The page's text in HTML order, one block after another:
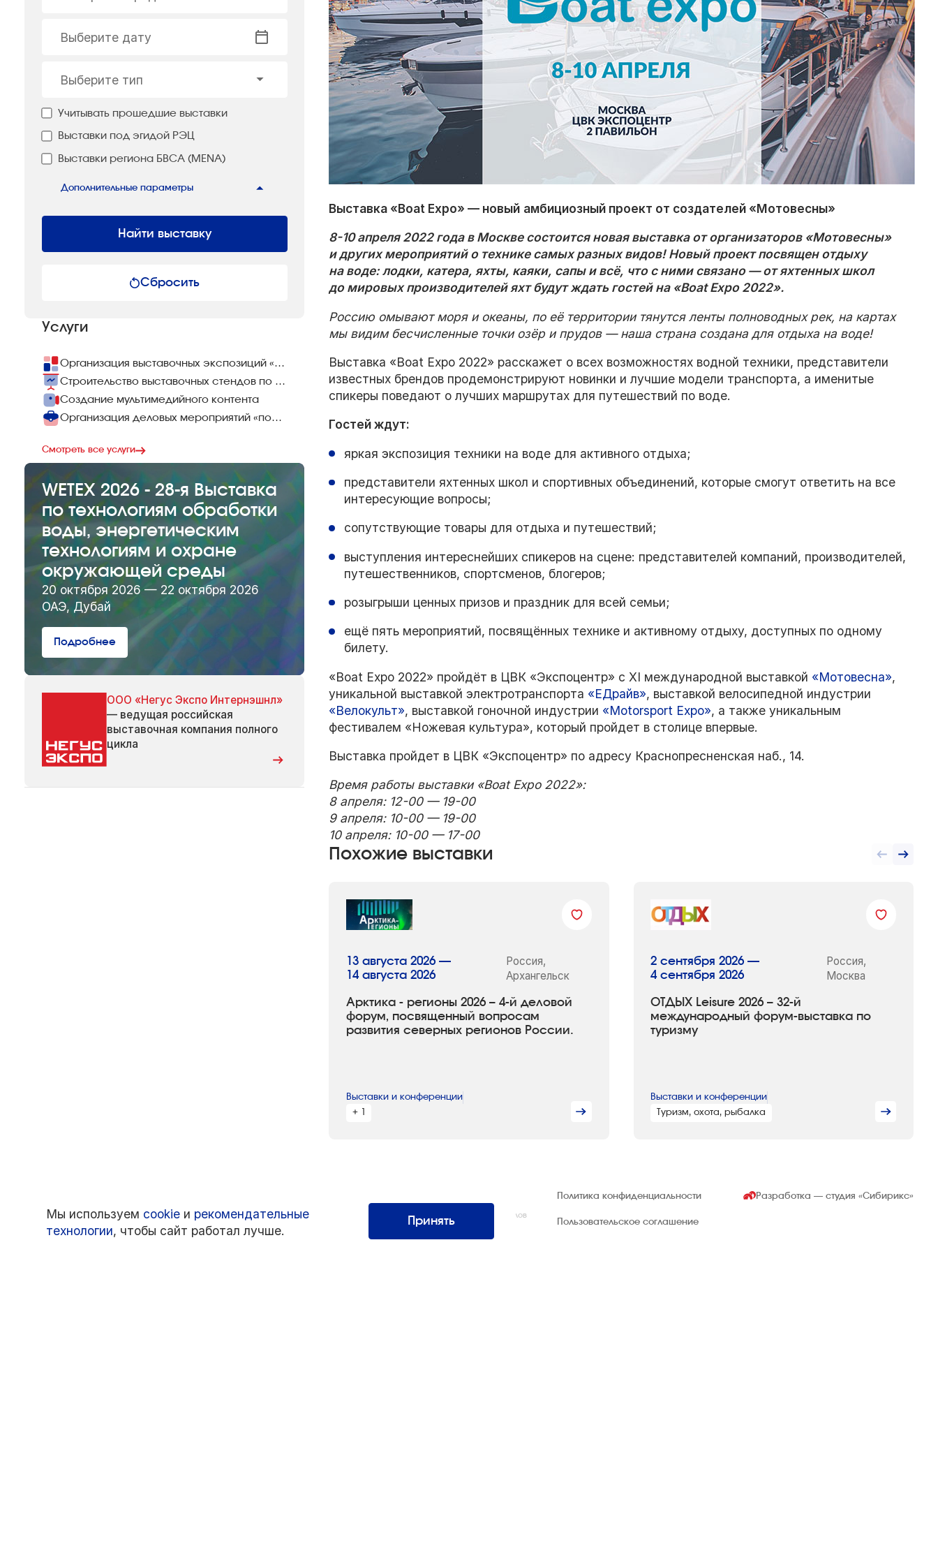
Выберите дату
Выберите тип
Учитывать прошедшие выставки
Выставки под эгидой РЭЦ
Выставки региона БВСА (MENA)
Дополнительные параметры
Найти выставку
Сбросить
Услуги
Организация выставочных экспозиций «под ключ»
Строительство выставочных стендов по всему миру
Создание мультимедийного контента
Организация деловых мероприятий «под ключ»
Смотреть все услуги
WETEX 2026 - 28-я Выставка
по технологиям обработки
воды, энергетическим
технологиям и охране
окружающей среды
20 октября 2026 — 22 октября 2026
ОАЭ, Дубай
Подробнее
ООО «Негус Экспо Интернэшнл»
— ведущая российская
выставочная компания полного
цикла
Выставка «Boat Expo»— новый амбициозный проект от создателей «Мотовесны»
8-10апреля 2022 года в Москве состоится новая выставка от организаторов «Мотовесны»
и других мероприятий о технике самых разных видов! Новый проект посвящен отдыху
на воде: лодки, катера, яхты, каяки, сапы и всё, что с ними связано — от яхтенных школ
до мировых производителей яхт будут ждать гостей на «Boat Expo 2022».
Россию омывают моря и океаны, по её территории тянутся ленты полноводных рек, на картах
мы видим бесчисленные точки озёр и прудов — наша страна создана для отдыха на воде!
Выставка «Boat Expo 2022» расскажет о всех возможностях водной техники, представители
известных брендов продемонстрируют новинки и лучшие модели транспорта, а именитые
спикеры поведают о лучших маршрутах для путешествий по воде.
Гостей ждут:
яркая экспозиция техники на воде для активного отдыха;
представители яхтенных школ и спортивных объединений, которые смогут ответить на все
интересующие вопросы;
сопутствующие товары для отдыха и путешествий;
выступления интереснейших спикеров на сцене: представителей компаний, производителей,
путешественников, спортсменов, блогеров;
розыгрыши ценных призов и праздник для всей семьи;
ещё пять мероприятий, посвящённых технике и активному отдыху, доступных по одному
билету.
«Boat Expo 2022» пройдёт в ЦВК «Экспоцентр» с XI международной выставкой «Мотовесна»,
уникальной выставкой электротранспорта «ЕДрайв», выставкой велосипедной индустрии
«Велокульт», выставкой гоночной индустрии «Motorsport Expo», а также уникальным
фестивалем «Ножевая культура», который пройдет в столице впервые.
Выставка пройдет в ЦВК «Экспоцентр» по адресу Краснопресненская наб., 14.
Время работы выставки «Boat Expo2022»:
8 апреля: 12-00 — 19-00
9 апреля: 10-00 — 19-00
10 апреля: 10-00 — 17-00
Похожие выставки
Арктика - регионы 2026 – 4-й деловой
форум, посвященный вопросам
развития северных регионов России.
13 августа 2026 —
14 августа 2026
Россия,
Архангельск
Выставки и конференции
+ 1
ОТДЫХ Leisure 2026 – 32-й
международный форум-выставка по
туризму
2 сентября 2026 —
4 сентября 2026
Россия,
Москва
Выставки и конференции
Туризм, охота, рыбалка
Интернэшнл»
Все права защищены. Использование материалов
возможно только со ссылкой на источник.
Политика конфиденциальности
Пользовательское соглашение
Разработка — студия«Сибирикс»
Мы используем cookie и рекомендательные
технологии, чтобы сайт работал лучше.
Принять